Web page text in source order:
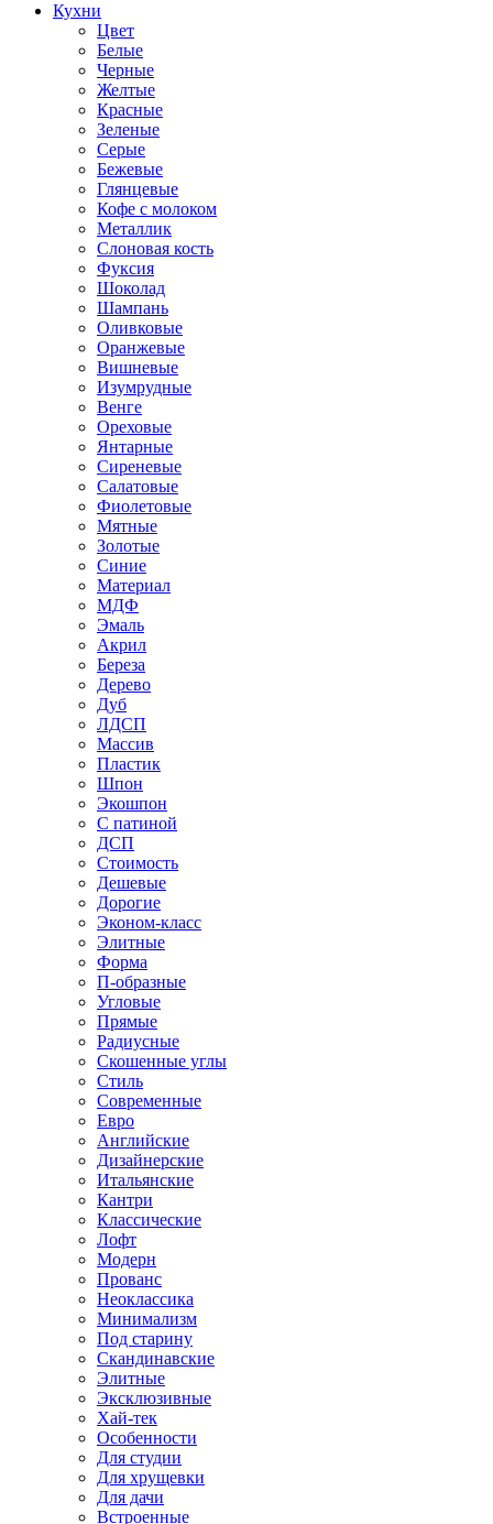
Кухни
Цвет
Белые
Черные
Желтые
Красные
Зеленые
Серые
Бежевые
Глянцевые
Кофе с молоком
Металлик
Слоновая кость
Фуксия
Шоколад
Шампань
Оливковые
Оранжевые
Вишневые
Изумрудные
Венге
Ореховые
Янтарные
Сиреневые
Салатовые
Фиолетовые
Мятные
Золотые
Синие
Материал
МДФ
Эмаль
Акрил
Береза
Дерево
Дуб
ЛДСП
Массив
Пластик
Шпон
Экошпон
С патиной
ДСП
Стоимость
Дешевые
Дорогие
Эконом-класс
Элитные
Форма
П-образные
Угловые
Прямые
Радиусные
Скошенные углы
Стиль
Современные
Евро
Английские
Дизайнерские
Итальянские
Кантри
Классические
Лофт
Модерн
Прованс
Неоклассика
Минимализм
Под старину
Скандинавские
Элитные
Эксклюзивные
Хай-тек
Особенности
Для студии
Для хрущевки
Для дачи
Встроенные